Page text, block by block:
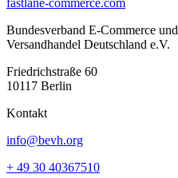
Bundesverband E-Commerce und
Versandhandel Deutschland e.V.
Friedrichstraße 60
10117 Berlin
Kontakt
info@bevh.org
+ 49 30 40367510